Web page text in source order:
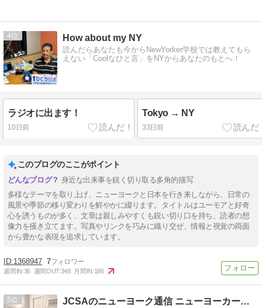
4 How about my NY
読んだらあなたも今からNewYorker学校では教えてもら
えない「Coolなひと言」をNYからあなたのもとへ！
ラジオに出ます！
10日前
Tokyo → NY
33日前
このブログのここがポイント
身近な出来事を鋭く切り取る多角的描写
多様なテーマを取り上げ、ニューヨークと日本を行き来しながら、日常の
風景や季節の移り変わりを鮮やかに綴ります。タイトルはユーモアと好奇
心を誘うものが多く、文章は親しみやすくも鋭い切り口を持ち、読者の想
像力を掻き立てます。写真やリンクを巧みに織り交ぜ、情報と視覚の両面
から豊かな表現を追求しています。
1368947 7
週間IN:36 週間OUT:348 月間IN:186
5 JCSAのニューヨーク通信 ニューヨーカーとシェアしよう！